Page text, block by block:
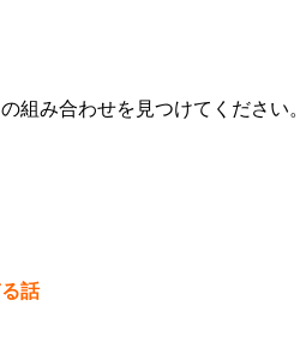
組み合わせを見つけてください。
話